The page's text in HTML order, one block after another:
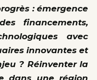
: émergence
financements,
avec
innovantes et
? Réinventer la
dans une région